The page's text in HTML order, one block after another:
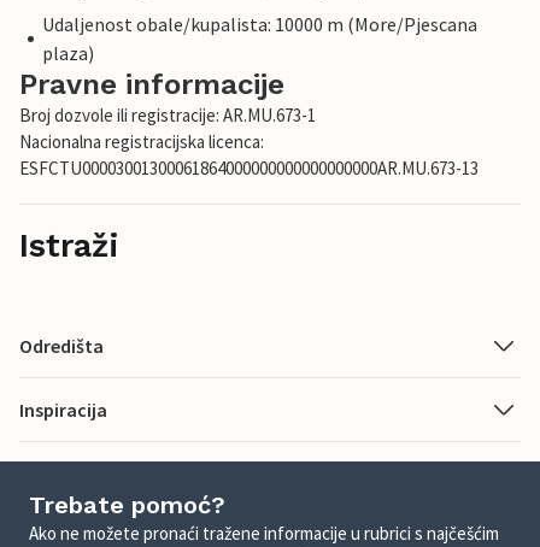
Udaljenost obale/kupalista: 10000 m (More/Pjescana
plaza)
Pravne informacije
Broj dozvole ili registracije: AR.MU.673-1
Nacionalna registracijska licenca:
ESFCTU00003001300061864000000000000000000AR.MU.673-13
Istraži
Odredišta
Inspiracija
Trebate pomoć?
Ako ne možete pronaći tražene informacije u rubrici s najčešćim